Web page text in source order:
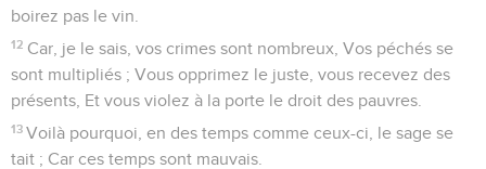
boirez pas le vin.
12 Car, je le sais, vos crimes sont nombreux, Vos péchés se
sont multipliés ; Vous opprimez le juste, vous recevez des
présents, Et vous violez à la porte le droit des pauvres.
13 Voilà pourquoi, en des temps comme ceux-ci, le sage se
tait ; Car ces temps sont mauvais.